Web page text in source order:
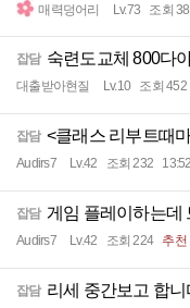
매력덩어리 Lv.73 조회
잡담 숙련도교체 800다
대출받아현질 Lv.10 조회 452
잡담 <클래스 리부트때
Audirs7 Lv.42 조회 232 13:52
잡담 게임 플레이하는데
Audirs7 Lv.42 조회 224 추천
잡담 리세 중간보고 합니